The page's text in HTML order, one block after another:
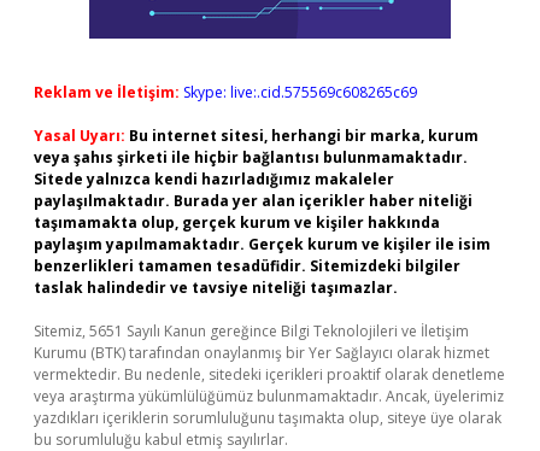
Reklam ve İletişim: Skype: live:.cid.575569c608265c69
Yasal Uyarı: Bu internet sitesi, herhangi bir marka, kurum
veya şahıs şirketi ile hiçbir bağlantısı bulunmamaktadır.
Sitede yalnızca kendi hazırladığımız makaleler
paylaşılmaktadır. Burada yer alan içerikler haber niteliği
taşımamakta olup, gerçek kurum ve kişiler hakkında
paylaşım yapılmamaktadır. Gerçek kurum ve kişiler ile isim
benzerlikleri tamamen tesadüfidir. Sitemizdeki bilgiler
taslak halindedir ve tavsiye niteliği taşımazlar.
Sitemiz, 5651 Sayılı Kanun gereğince Bilgi Teknolojileri ve İletişim
Kurumu (BTK) tarafından onaylanmış bir Yer Sağlayıcı olarak hizmet
vermektedir. Bu nedenle, sitedeki içerikleri proaktif olarak denetleme
veya araştırma yükümlülüğümüz bulunmamaktadır. Ancak, üyelerimiz
yazdıkları içeriklerin sorumluluğunu taşımakta olup, siteye üye olarak
bu sorumluluğu kabul etmiş sayılırlar.